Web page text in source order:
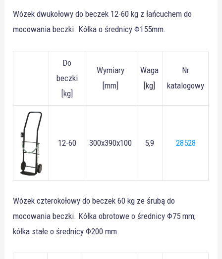
Wózek dwukołowy do beczek 12-60 kg z łańcuchem do
mocowania beczki. Kółka o średnicy Φ155mm.
Do
beczki
[kg]
Wymiary
[mm]
Waga
[kg]
Nr
katalogowy
12-60 300x390x100 5,9 28528
Wózek czterokołowy do beczek 60 kg ze śrubą do
mocowania beczki. Kółka obrotowe o średnicy Φ75 mm;
kółka stałe o średnicy Φ200 mm.